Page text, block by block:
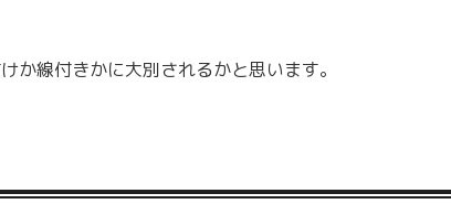
か線付きかに大別されるかと思います。